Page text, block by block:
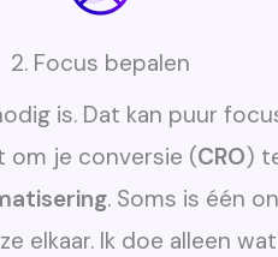
2. Focus bepalen
is. Dat kan puur
om je conversie (CRO)
. Soms is één
elkaar. Ik doe alleen